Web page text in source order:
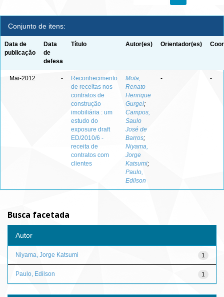
Conjunto de itens:
Data de
publicação
Data
de
defesa
Título Autor(es) Orientador(es)
Mai-2012 -
Reconhecimento
de receitas nos
contratos de
construção
imobiliária : um
estudo do
exposure draft
ED/2010/6 -
receita de
contratos com
clientes
Mota,
Renato
Henrique
Gurgel;
Campos,
Saulo
José de
Barros;
Niyama,
Jorge
Katsumi;
Paulo,
Edilson
- -
Busca facetada
Autor
1
Niyama, Jorge Katsumi
1
Paulo, Edilson